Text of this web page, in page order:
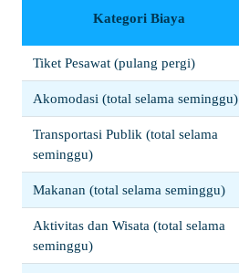
Kategori Biaya
Tiket Pesawat (pulang pergi)
Akomodasi (total selama seminggu)
Transportasi Publik (total selama
seminggu)
Makanan (total selama seminggu)
Aktivitas dan Wisata (total selama
seminggu)